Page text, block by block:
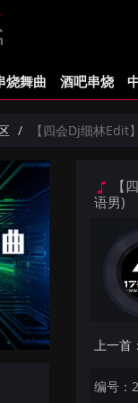
烧舞曲 酒吧串烧
【四会Dj细林
【
语男)
编号：